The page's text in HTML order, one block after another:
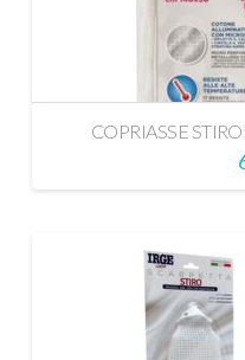
COPRIASSE